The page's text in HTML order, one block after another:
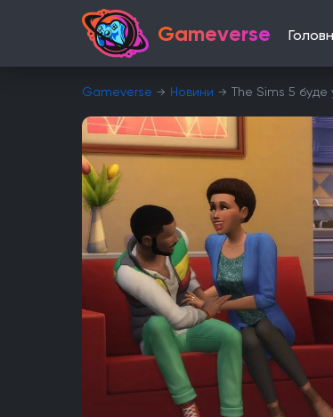
Gameverse
Gameverse Новини The Sims 5